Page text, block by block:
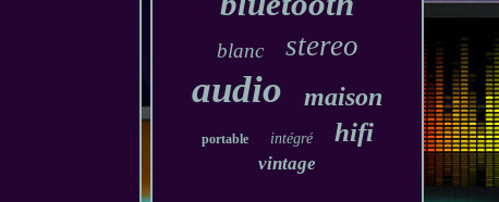
blanc stereo
audio maison
portable intégré hifi
vintage